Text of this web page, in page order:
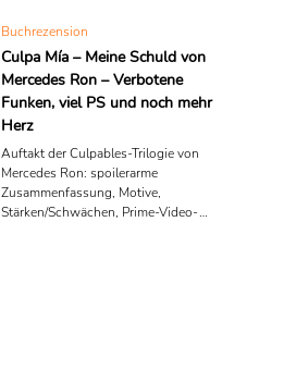
Buchrezension
Culpa Mía – Meine Schuld von
Mercedes Ron – Verbotene
Funken, viel PS und noch mehr
Herz
Auftakt der Culpables-Trilogie von
Mercedes Ron: spoilerarme
Zusammenfassung, Motive,
Stärken/Schwächen, Prime-Video-